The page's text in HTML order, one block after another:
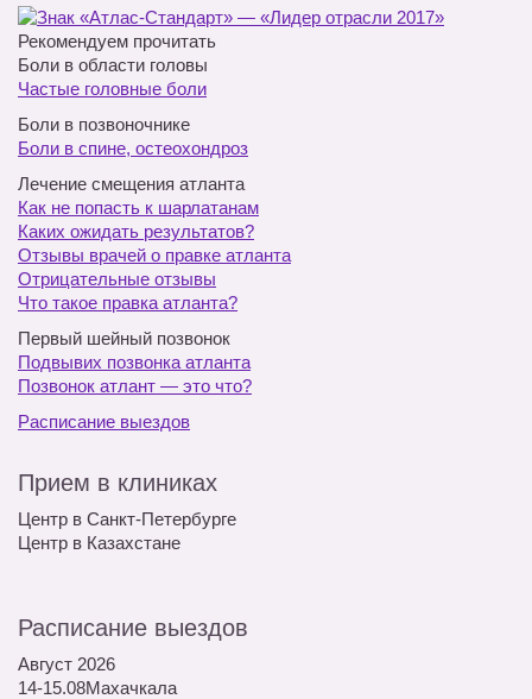
Рекомендуем прочитать
Боли в области головы
Частые головные боли
Боли в позвоночнике
Боли в спине, остеохондроз
Лечение смещения атланта
Как не попасть к шарлатанам
Каких ожидать результатов?
Отзывы врачей о правке атланта
Отрицательные отзывы
Что такое правка атланта?
Первый шейный позвонок
Подвывих позвонка атланта
Позвонок атлант — это что?
Расписание выездов
Прием в клиниках
Центр в Санкт-Петербурге
Центр в Казахстане
Расписание выездов
Август 2026
14-15.08Махачкала